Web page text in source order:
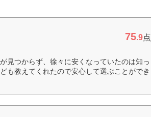
75.9点
見つからず、徐々に安くなっていたのは知っ
も教えてくれたので安心して選ぶことができ